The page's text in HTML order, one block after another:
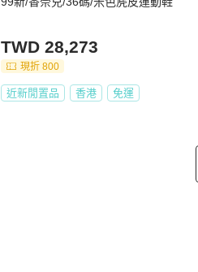
TWD 28,273
現折 800
近新閒置品 香港 免運